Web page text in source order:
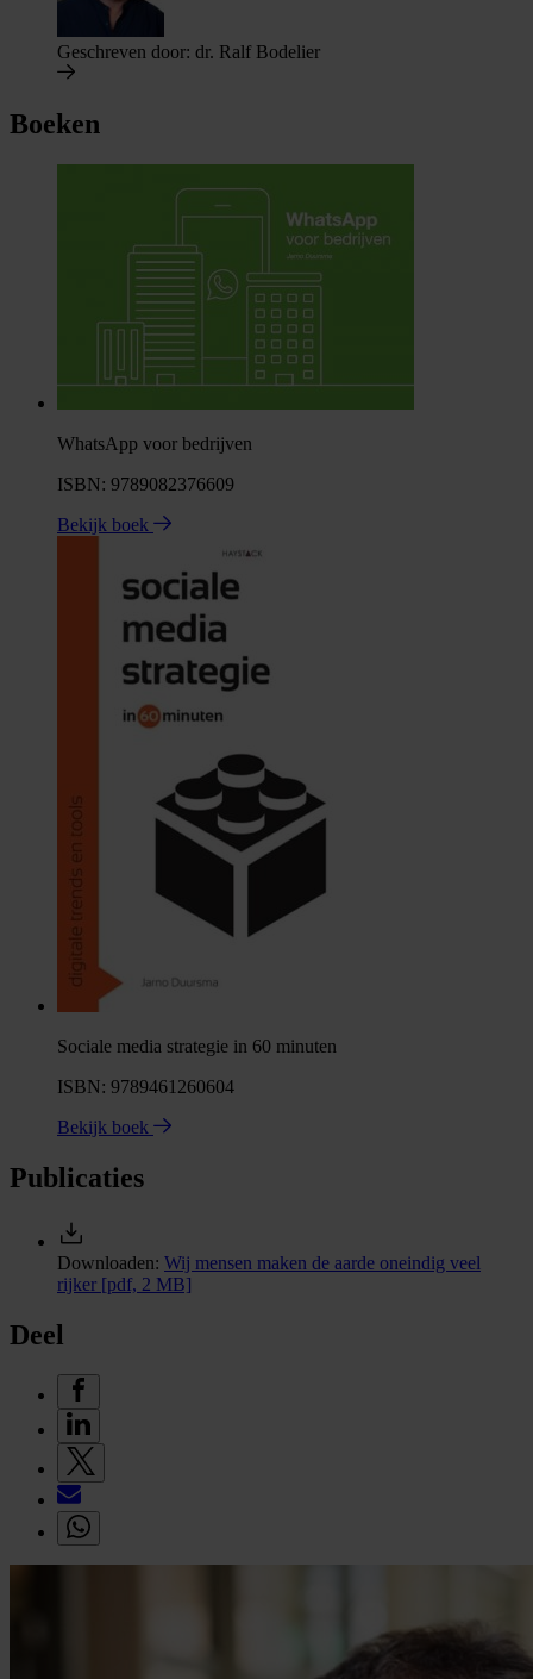
Geschreven door: dr. Ralf Bodelier
Boeken
WhatsApp voor bedrijven
ISBN: 9789082376609
Bekijk boek
Sociale media strategie in 60 minuten
ISBN: 9789461260604
Bekijk boek
Publicaties
Downloaden: Wij mensen maken de aarde oneindig veel
rijker [pdf, 2 MB]
Deel